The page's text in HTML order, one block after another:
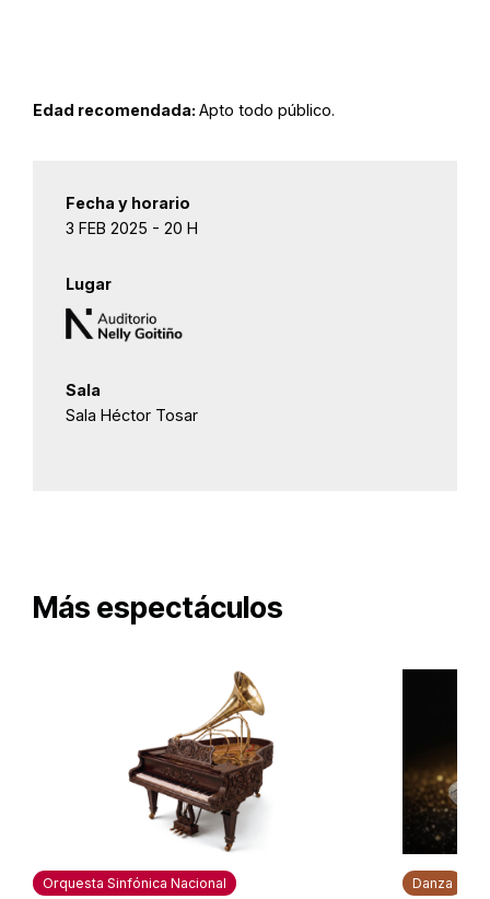
Edad recomendada: Apto todo público.
Fecha y horario
3 FEB 2025 - 20 H
Lugar
Sala
Sala Héctor Tosar
Más espectáculos
Orquesta Sinfónica Nacional Danza